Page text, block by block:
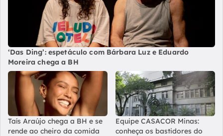
‘Das Ding’: espetáculo com Bárbara Luz e Eduardo
Moreira chega a BH
Taís Araújo chega a BH e se
rende ao cheiro da comida
Equipe CASACOR Minas:
conheça os bastidores do